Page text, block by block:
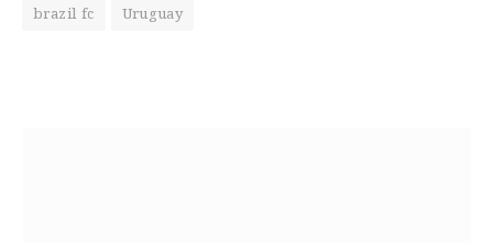
brazil fc Uruguay